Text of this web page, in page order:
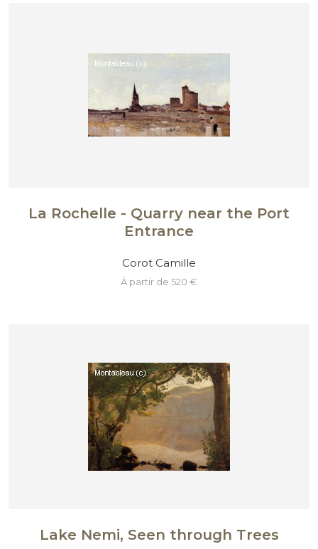
La Rochelle - Quarry near the Port
Entrance
Corot Camille
à partir de 520 €
Lake Nemi, Seen through Trees